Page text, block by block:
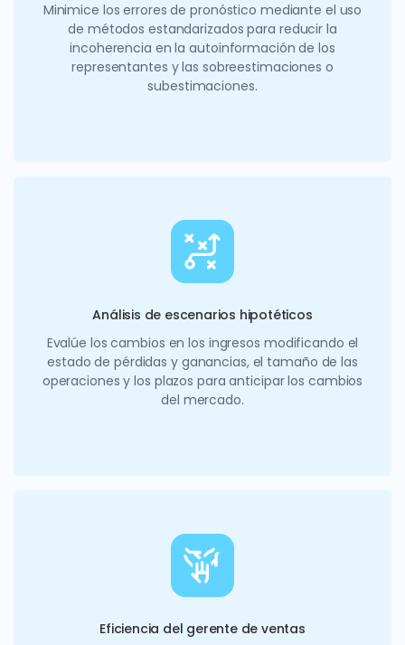
Minimice los errores de pronóstico mediante el uso
de métodos estandarizados para reducir la
incoherencia en la autoinformación de los
representantes y las sobreestimaciones o
subestimaciones.
Análisis de escenarios hipotéticos
Evalúe los cambios en los ingresos modificando el
estado de pérdidas y ganancias, el tamaño de las
operaciones y los plazos para anticipar los cambios
del mercado.
Eficiencia del gerente de ventas